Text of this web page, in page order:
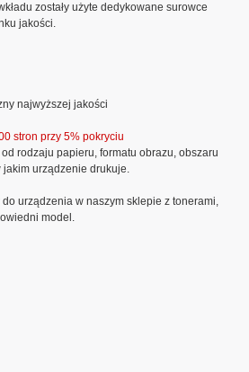
zostały użyte dedykowane surowce
jakości.
najwyższej jakości
stron przy 5% pokryciu
rodzaju papieru, formatu obrazu, obszaru
urządzenie drukuje.
do urządzenia w naszym sklepie z tonerami,
model.